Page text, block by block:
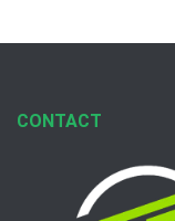
CONTACT